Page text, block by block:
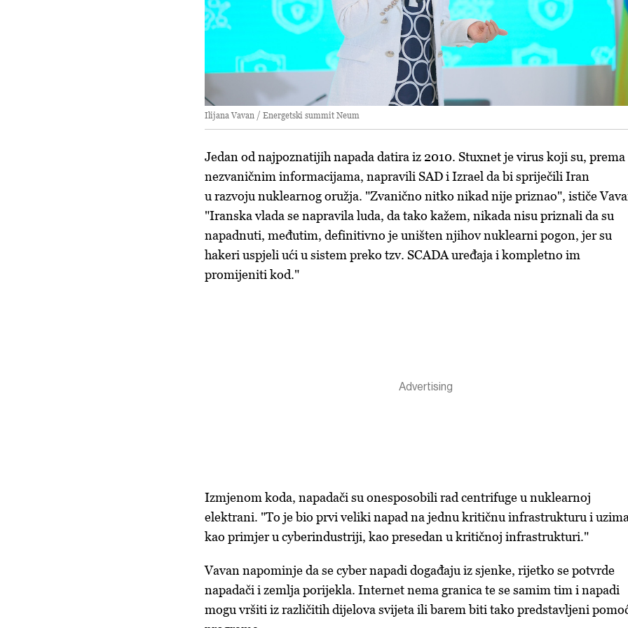
Ilijana Vavan / Energetski summit Neum
Jedan od najpoznatijih napada datira iz 2010. Stuxnet je virus koji su, prema
nezvaničnim informacijama, napravili SAD i Izrael da bi spriječili Iran
u razvoju nuklearnog oružja. "Zvanično nitko nikad nije priznao", ističe
"Iranska vlada se napravila luda, da tako kažem, nikada nisu priznali da su
napadnuti, međutim, definitivno je uništen njihov nuklearni pogon, jer su
hakeri uspjeli ući u sistem preko tzv. SCADA uređaja i kompletno im
promijeniti kod."
Izmjenom koda, napadači su onesposobili rad centrifuge u nuklearnoj
elektrani. "To je bio prvi veliki napad na jednu kritičnu infrastrukturu i
kao primjer u cyberindustriji, kao presedan u kritičnoj infrastrukturi."
Vavan napominje da se cyber napadi događaju iz sjenke, rijetko se potvrde
napadači i zemlja porijekla. Internet nema granica te se samim tim i napadi
mogu vršiti iz različitih dijelova svijeta ili barem biti tako predstavljeni